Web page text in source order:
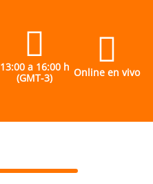
13:00 a 16:00 h
(GMT-3)
Online en vivo